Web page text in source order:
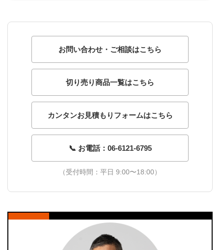
お問い合わせ・ご相談はこちら
切り売り商品一覧はこちら
カンタンお見積もりフォームはこちら
📞 お電話：06-6121-6795
（受付時間：平日 9:00〜18:00）